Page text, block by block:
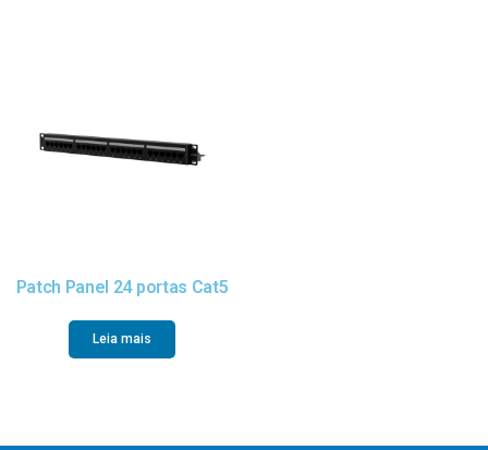
Patch Panel 24 portas Cat5
Leia mais